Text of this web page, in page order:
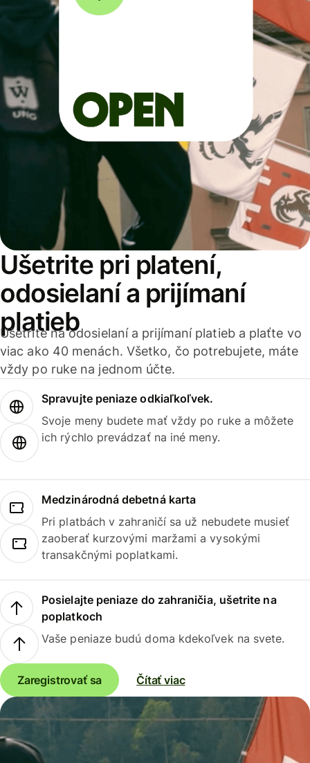
Ušetrite pri platení,
odosielaní a prijímaní
platieb
Ušetrite na odosielaní a prijímaní platieb a plaťte vo
viac ako 40 menách. Všetko, čo potrebujete, máte
vždy po ruke na jednom účte.
Spravujte peniaze odkiaľkoľvek.
Svoje meny budete mať vždy po ruke a môžete
ich rýchlo prevádzať na iné meny.
Medzinárodná debetná karta
Pri platbách v zahraničí sa už nebudete musieť
zaoberať kurzovými maržami a vysokými
transakčnými poplatkami.
Posielajte peniaze do zahraničia, ušetrite na
poplatkoch
Vaše peniaze budú doma kdekoľvek na svete.
Zaregistrovať sa Čítať viac